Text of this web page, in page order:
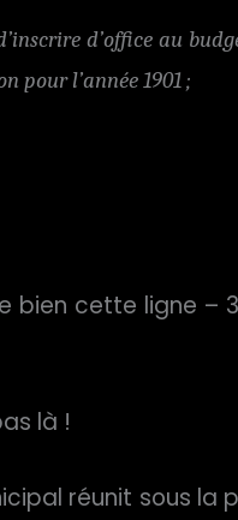
d’office au
pour l’année 1901 ;
cette ligne –
là !
réunit sous